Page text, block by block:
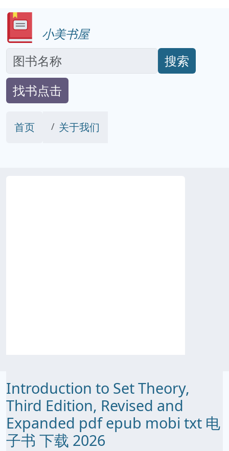
小美书屋
搜索
找书点击
首页 关于我们
Introduction to Set Theory,
Third Edition, Revised and
Expanded pdf epub mobi txt 电
子书 下载 2026